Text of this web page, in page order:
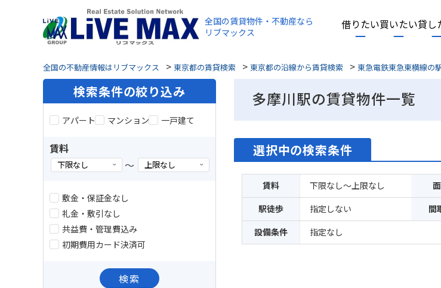
全国の賃貸物件・不動産なら
リブマックス
借りたい買いたい貸し
全国の不動産情報はリブマックス > 東京都の賃貸検索 > 東京都の沿線から賃貸検索 > 東急電鉄東急東横線の
多摩川駅の賃貸物件一覧
選択中の検索条件
賃料 下限なし～上限なし
駅徒歩
指定しない 間
設備条件
指定なし
検索条件の絞り込み
アパート マンション 一戸建て
賃料
～
敷金・保証金なし
礼金・敷引なし
共益費・管理費込み
初期費用カード決済可
検索